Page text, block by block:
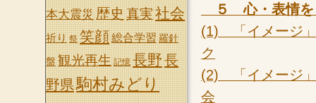
５ 心・表情を
(1) 「イメージ
ク
(2) 「イメージ
会
本大震災 歴史 真実社会
祈り 祭 笑顔総合学習 羅針
盤 観光再生 記憶 長野長
野県駒村みどり